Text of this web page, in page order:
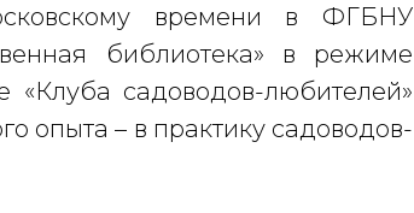
времени в ФГБНУ
библиотека» в режиме
«Клуба садоводов-любителей»
опыта – в практику садоводов-